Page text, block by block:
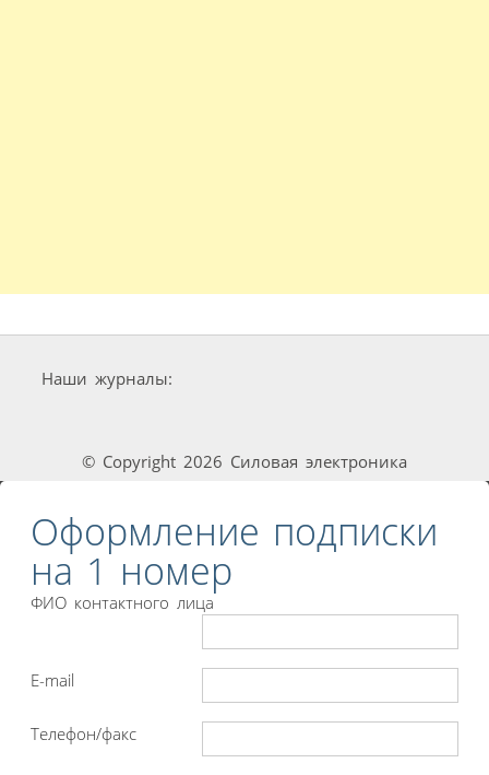
Наши журналы:
© Copyright 2026 Силовая электроника
Оформление подписки
на 1 номер
ФИО контактного лица
E-mail
Телефон/факс